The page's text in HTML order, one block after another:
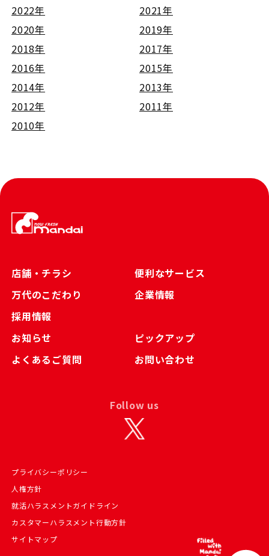
2022年
2021年
2020年
2019年
2018年
2017年
2016年
2015年
2014年
2013年
2012年
2011年
2010年
店舗・チラシ
便利なサービス
万代のこだわり
企業情報
採用情報
お知らせ
ピックアップ
よくあるご質問
お問い合わせ
プライバシーポリシー
人権方針
就活ハラスメントガイドライン
カスタマーハラスメント行動方針
サイトマップ
Follow us